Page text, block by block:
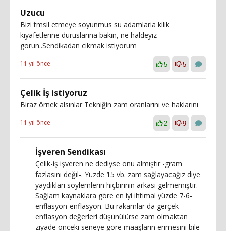
Uzucu
Bizi tmsil etmeye soyunmus su adamlaria kilik
kiyafetlerine duruslarina bakin, ne haldeyiz
gorun..Sendikadan cikmak istiyorum
11 yıl önce 5 5
Çelik İş istiyoruz
Biraz örnek alsınlar Tekniğin zam oranlarını ve haklarını
11 yıl önce 2 9
İşveren Sendikası
Çelik-iş işveren ne dediyse onu almıştır -gram
fazlasını değil-. Yüzde 15 vb. zam sağlayacağız diye
yaydıkları söylemlerin hiçbirinin arkası gelmemiştir.
Sağlam kaynaklara göre en iyi ihtimal yüzde 7-6-
enflasyon-enflasyon. Bu rakamlar da gerçek
enflasyon değerleri düşünülürse zam olmaktan
ziyade önceki seneye göre maaşların erimesini bile